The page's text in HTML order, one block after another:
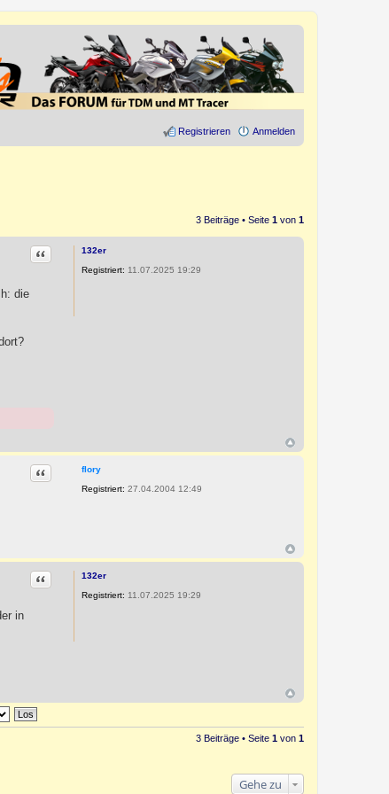
Anmelden
Registrieren
3 Beiträge • Seite 1 von 1
132er
Registriert: 11.07.2025 19:29
Zitat
die
flory
Registriert: 27.04.2004 12:49
Zitat
132er
Registriert: 11.07.2025 19:29
Zitat
in
3 Beiträge • Seite 1 von 1
Gehe zu